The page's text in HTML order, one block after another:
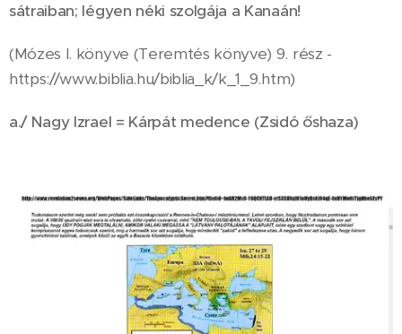
sátraiban; légyen néki szolgája a Kanaán!
(Mózes I. könyve (Teremtés könyve) 9. rész -
https://www.biblia.hu/biblia_k/k_1_9.htm)
a./ Nagy Izrael = Kárpát medence (Zsidó őshaza)